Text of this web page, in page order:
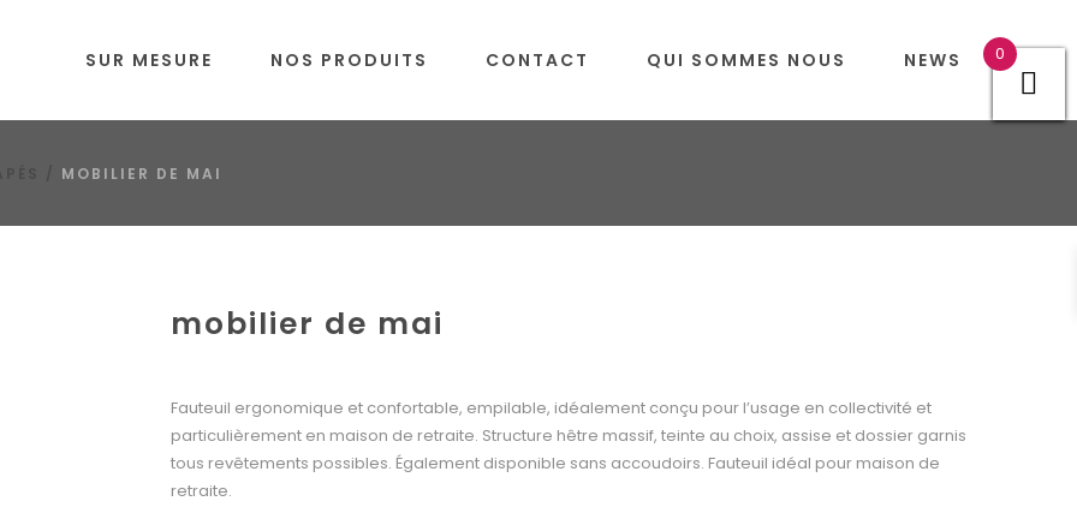
SUR MESURE NOS PRODUITS CONTACT QUI SOMMES NOUS NEWS
MOBILIER DE MAI
mobilier de mai
Fauteuil ergonomique et confortable, empilable, idéalement conçu pour l’usage en collectivité et
particulièrement en maison de retraite. Structure hêtre massif, teinte au choix, assise et dossier garnis
tous revêtements possibles. Également disponible sans accoudoirs. Fauteuil idéal pour maison de
retraite.
0